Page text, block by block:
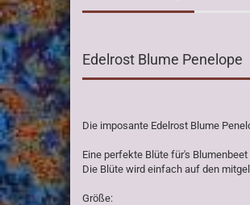
Edelrost Blume Penelope
Die imposante Edelrost Blume
Eine perfekte Blüte für's
Die Blüte wird einfach auf den
Größe: